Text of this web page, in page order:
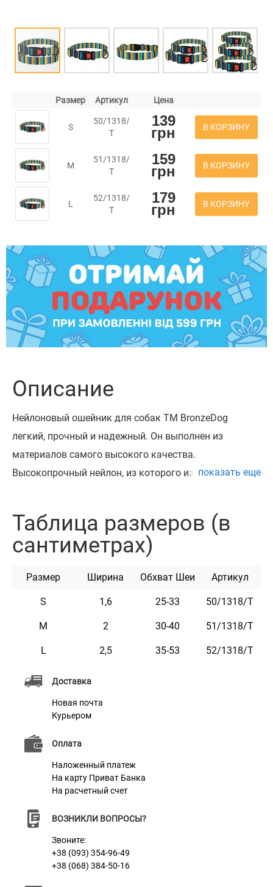
Размер Артикул Цена
S
50/1318/
Т
139
грн В КОРЗИНУ
M
51/1318/
Т
159
грн В КОРЗИНУ
L
52/1318/
Т
179
грн В КОРЗИНУ
Доставка
Новая почта
Курьером
Оплата
Наложенный платеж
На карту Приват Банка
На расчетный счет
ВОЗНИКЛИ ВОПРОСЫ?
Звоните:
+38 (093) 354-96-49
+38 (068) 384-50-16
Описание
Нейлоновый ошейник для собак ТМ BronzeDog
легкий, прочный и надежный. Он выполнен из
материалов самого высокого качества.
Высокопрочный нейлон, из которого изготовлен
Ошейник укомплектован высококачественной
пластиковой пряжкой с замком, который
Этот ошейник мягкий на ощупь, гибкий и не боится
воды. Он практичен и неприхотлив в уходе.
Доступен в ярких расцветках.
Характеристики
Материал
Пряжка
показать еще
Таблица размеров (в
сантиметрах)
Размер Ширина Обхват Шеи Артикул
S 1,6 25-33 50/1318/Т
M 2 30-40 51/1318/Т
L 2,5 35-53 52/1318/Т